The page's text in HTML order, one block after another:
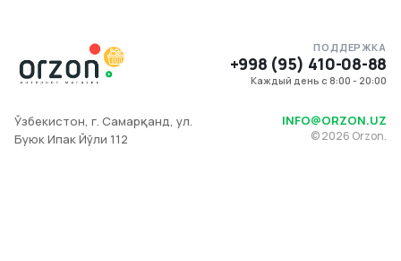
ПОДДЕРЖКА
+998 (95) 410-08-88
Каждый день с 8:00 - 20:00
Ўзбекистон, г. Самарқанд, ул.
Буюк Ипак Йўли 112
INFO@ORZON.UZ
©2026 Orzon.